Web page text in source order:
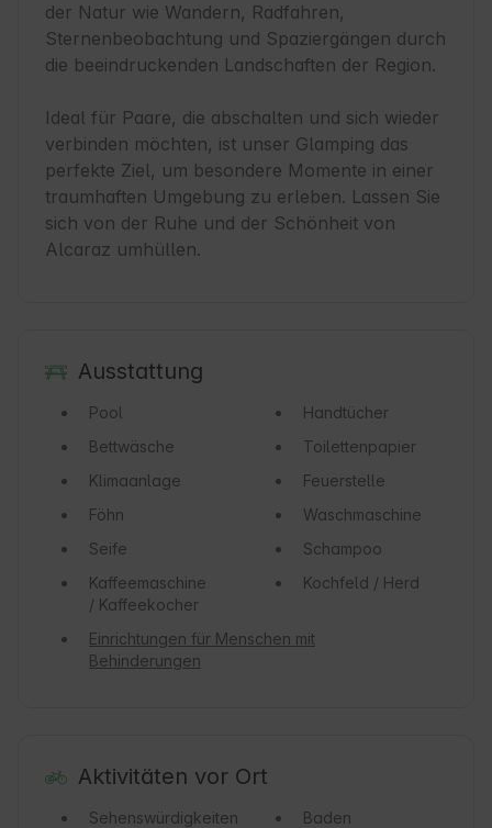
der Natur wie Wandern, Radfahren,
Sternenbeobachtung und Spaziergängen durch
die beeindruckenden Landschaften der Region.
Ideal für Paare, die abschalten und sich wieder
verbinden möchten, ist unser Glamping das
perfekte Ziel, um besondere Momente in einer
traumhaften Umgebung zu erleben. Lassen Sie
sich von der Ruhe und der Schönheit von
Alcaraz umhüllen.
Ausstattung
Pool
Handtücher
Bettwäsche
Toilettenpapier
Klimaanlage
Feuerstelle
Föhn
Waschmaschine
Seife
Schampoo
Kaffeemaschine
/ Kaffeekocher
Kochfeld / Herd
Einrichtungen für Menschen mit
Behinderungen
Aktivitäten vor Ort
Sehenswürdigkeiten
Baden